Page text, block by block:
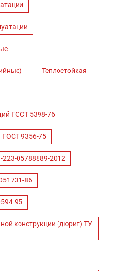
Теплостойкая
ГОСТ 5398-76
ГОСТ 9356-75
223-05788889-2012
86
95
конструкции (дюрит) ТУ